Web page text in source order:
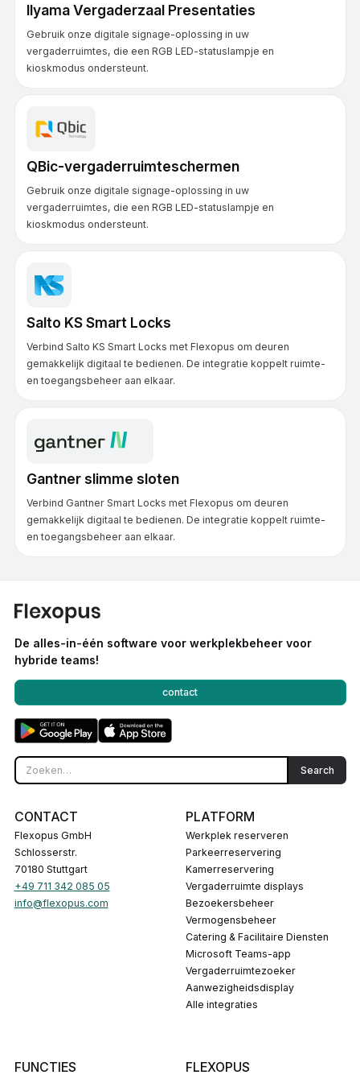
IIyama Vergaderzaal Presentaties
Gebruik onze digitale signage-oplossing in uw
vergaderruimtes, die een RGB LED-statuslampje en
kioskmodus ondersteunt.
QBic-vergaderruimteschermen
Gebruik onze digitale signage-oplossing in uw
vergaderruimtes, die een RGB LED-statuslampje en
kioskmodus ondersteunt.
Salto KS Smart Locks
Verbind Salto KS Smart Locks met Flexopus om deuren
gemakkelijk digitaal te bedienen. De integratie koppelt ruimte-
en toegangsbeheer aan elkaar.
Gantner slimme sloten
Verbind Gantner Smart Locks met Flexopus om deuren
gemakkelijk digitaal te bedienen. De integratie koppelt ruimte-
en toegangsbeheer aan elkaar.
De alles-in-één software voor werkplekbeheer voor
hybride teams!
contact
CONTACT
Flexopus GmbH
Schlosserstr.
70180 Stuttgart
+49 711 342 085 05
info@flexopus.com
PLATFORM
Werkplek reserveren
Parkeerreservering
Kamerreservering
Vergaderruimte displays
Bezoekersbeheer
Vermogensbeheer
Catering & Facilitaire Diensten
Microsoft Teams-app
Vergaderruimtezoeker
Aanwezigheidsdisplay
Alle integraties
FUNCTIES FLEXOPUS